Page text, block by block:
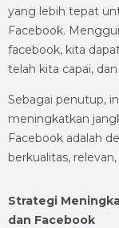
yang lebih tepat
Facebook.
facebook, kita
telah kita capai,
Sebagai penutup,
meningkatkan
Facebook adalah
berkualitas,
Strategi
dan Facebook